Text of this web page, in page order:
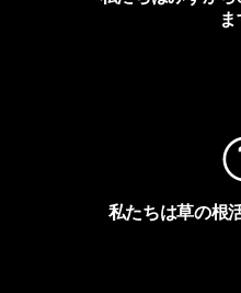
ま
私たちは草の根